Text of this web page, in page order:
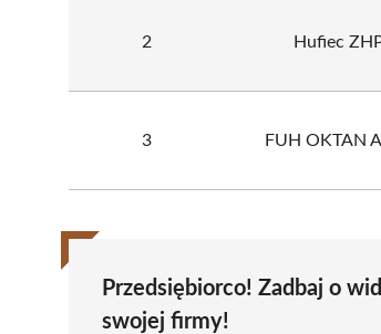
2 Hufiec
3 FUH OKTAN
Przedsiębiorco! Zadbaj o
swojej firmy!